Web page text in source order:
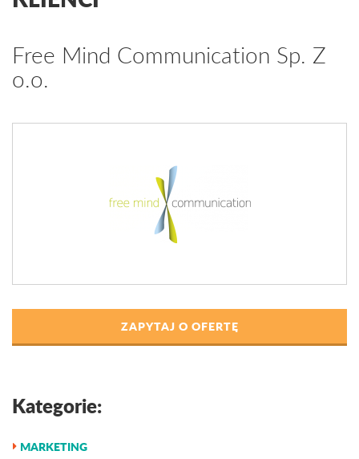
Free Mind Communication Sp. Z
o.o.
ZAPYTAJ O OFERTĘ
Kategorie:
MARKETING